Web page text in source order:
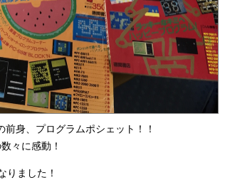
身、プログラムポシェット！！
々に感動！
りました！